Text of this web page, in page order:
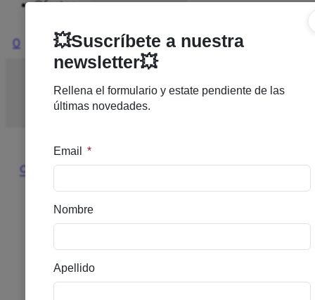
Ofertas
0
Inicio/Nuevo/TUTETE SET 3 CAJAS ALMUERZO
BEARS AND FRIENDS
🔍